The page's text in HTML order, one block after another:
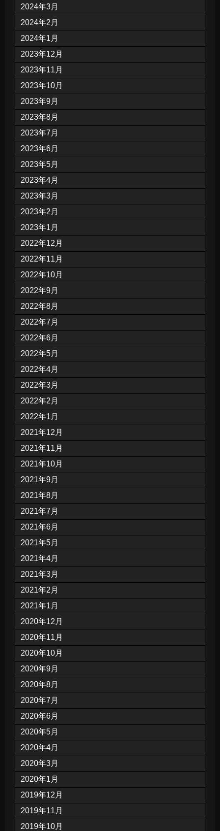
2024年3月
2024年2月
2024年1月
2023年12月
2023年11月
2023年10月
2023年9月
2023年8月
2023年7月
2023年6月
2023年5月
2023年4月
2023年3月
2023年2月
2023年1月
2022年12月
2022年11月
2022年10月
2022年9月
2022年8月
2022年7月
2022年6月
2022年5月
2022年4月
2022年3月
2022年2月
2022年1月
2021年12月
2021年11月
2021年10月
2021年9月
2021年8月
2021年7月
2021年6月
2021年5月
2021年4月
2021年3月
2021年2月
2021年1月
2020年12月
2020年11月
2020年10月
2020年9月
2020年8月
2020年7月
2020年6月
2020年5月
2020年4月
2020年3月
2020年1月
2019年12月
2019年11月
2019年10月